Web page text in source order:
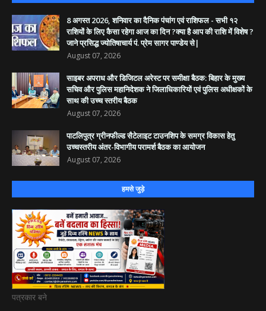
8 अगस्त 2026, शनिवार का दैनिक पंचांग एवं राशिफल - सभी १२
राशियों के लिए कैसा रहेगा आज का दिन ?क्या है आप की राशि में विशेष ?
जाने प्रसिद्ध ज्योतिषाचार्य पं. प्रेम सागर पाण्डेय से|
August 07, 2026
साइबर अपराध और डिजिटल अरेस्ट पर समीक्षा बैठक: बिहार के मुख्य
सचिव और पुलिस महानिदेशक ने जिलाधिकारियों एवं पुलिस अधीक्षकों के
साथ की उच्च स्तरीय बैठक
August 07, 2026
पाटलिपुत्र ग्रीनफील्ड सैटेलाइट टाउनशिप के समग्र विकास हेतु
उच्चस्तरीय अंतर-विभागीय परामर्श बैठक का आयोजन
August 07, 2026
हमसे जुड़े
पत्रकार बने